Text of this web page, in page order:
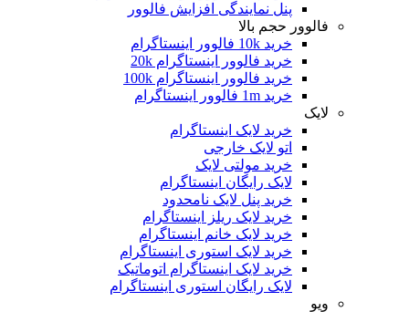
پنل نمایندگی افزایش فالوور
فالوور حجم بالا
خرید فالوور اینستاگرام 20k
خرید فالوور اینستاگرام 100k
خرید لایک اینستاگرام
اتو لایک خارجی
خرید مولتی لایک
لایک رایگان اینستاگرام
خرید پنل لایک نامحدود
خرید لایک ریلز اینستاگرام
خرید لایک خانم اینستاگرام
خرید لایک استوری اینستاگرام
خرید لایک اینستاگرام اتوماتیک
لایک رایگان استوری اینستاگرام